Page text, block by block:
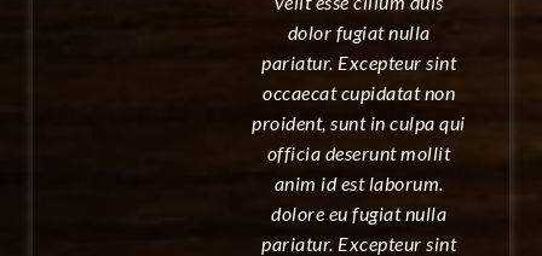
dolor fugiat nulla
pariatur. Excepteur sint
occaecat cupidatat non
proident, sunt in culpa qui
officia deserunt mollit
anim id est laborum.
dolore eu fugiat nulla
pariatur. Excepteur sint